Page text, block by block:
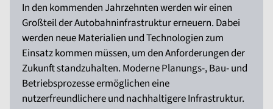
In den kommenden Jahrzehnten werden wir einen
Großteil der Autobahninfrastruktur erneuern. Dabei
werden neue Materialien und Technologien zum
Einsatz kommen müssen, um den Anforderungen der
Zukunft standzuhalten. Moderne Planungs-, Bau- und
Betriebsprozesse ermöglichen eine
nutzerfreundlichere und nachhaltigere Infrastruktur.